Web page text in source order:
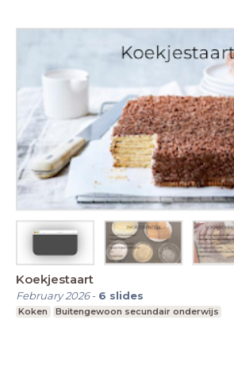
Koekjestaart
February 2026- 6 slides
Koken Buitengewoon secundair onderwijs